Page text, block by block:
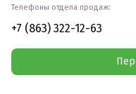
Телефоны отдела продаж:
+7 (863) 322-12-63